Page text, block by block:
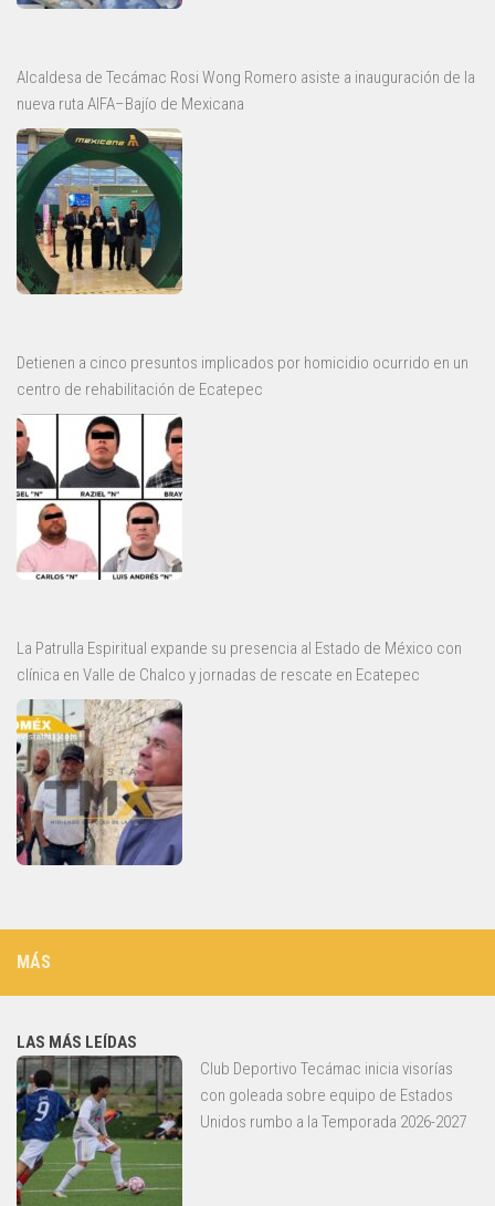
Alcaldesa de Tecámac Rosi Wong Romero asiste a inauguración de la
nueva ruta AIFA–Bajío de Mexicana
Detienen a cinco presuntos implicados por homicidio ocurrido en un
centro de rehabilitación de Ecatepec
La Patrulla Espiritual expande su presencia al Estado de México con
clínica en Valle de Chalco y jornadas de rescate en Ecatepec
MÁS
LAS MÁS LEÍDAS
Club Deportivo Tecámac inicia visorías
con goleada sobre equipo de Estados
Unidos rumbo a la Temporada 2026-2027